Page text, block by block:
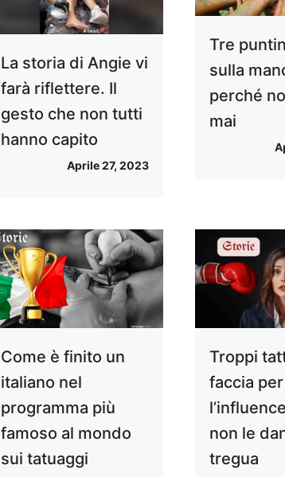
La storia di Angie vi
farà riflettere. Il
gesto che non tutti
hanno capito
Aprile 27, 2023
Tre
sulla
perché
mai
Come è finito un
italiano nel
programma più
famoso al mondo
sui tatuaggi
Troppi
faccia per
non le
tregua